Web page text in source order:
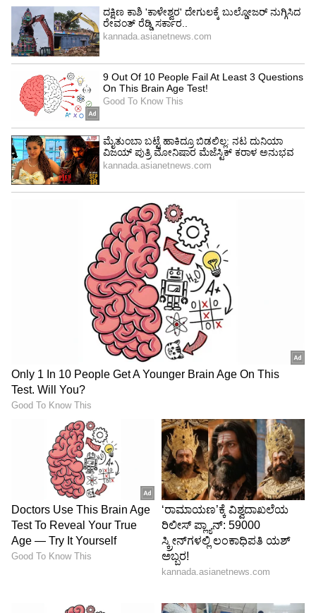
Image Credit :Instagram: Rukmini Vasanth
ಅಕ್ಷಯ್‌ ಖನ್ನಾ ವಿಲನ್
ಈ ಹಿಂದೆ ಸೂರ್ಯ ಅವರ ಜೊತೆಗೆ ‘24’ ಹೆಸರಿನ ಚಿತ್ರ
ನಿರ್ದೇಶಿಸಿದ್ದ ವಿಕ್ರಂ ಈ ಚಿತ್ರಕ್ಕೂ ನಿರ್ದೇಶಕರು. ಖಳನಟನ
ಪಾತ್ರದಲ್ಲಿ ಬಾಲಿವುಡ್‌ನ ಅಕ್ಷಯ್‌ ಖನ್ನಾ ನಟಿಸಲಿದ್ದಾರೆ.
ಎ.ಆರ್. ರೆಹಮಾನ್ ಸಂಗೀತ ಸಂಯೋಜನೆ ಮಾಡಲಿದ್ದಾರೆ.
ಸದ್ಯದಲ್ಲೇ ಈ ಚಿತ್ರದ ಅಧಿಕೃತ ಘೋಷಣೆ ಆಗಲಿದೆ.
ಕನ್ನಡ ಸಿನಿಮಾ (
ಕಾರ್ಯಕ್ರಮಗಳು (
Kannada TV Shows), ಸೆಲೆಬ್ರಿಟಿ
ಸುದ್ದಿಗಳು ಮತ್ತು ಇತ್ತೀಚಿನ ಸುದ್ದಿಗಳಿಗಾಗಿ ಏಷ್ಯಾನೆಟ್
ಸುವರ್ಣ ನ್ಯೂಸ್‌ನಲ್ಲಿ ಮನರಂಜನಾ ವಿಭಾಗ ನೋಡಿ.
ಸಿನಿಮಾ ವಿಮರ್ಶೆಗಳು (
Kannada Movies Review),
ತಾರೆಯರ ಸಂದರ್ಶನಗಳು, ಧಾರಾವಾಹಿ ಅಪ್‌ಡೇಟ್ಸ್‌,
ತೆರೆಮರೆಯ ಕಥೆಗಳು,OTT ರಿಲೀಸ್‌ಗಳ ಬಗ್ಗೆ
ಮಾಹಿತಿಯೂ ಇಲ್ಲಿದೆ.
ಏಷ್ಯಾನೆಟ್ ಸುವರ್ಣ ಡಿಜಿಟಲ್ ಕನ್ನಡ ವಿಭಾಗದಲ್ಲಿ ಉಪ ಸಂಪಾದಕ.